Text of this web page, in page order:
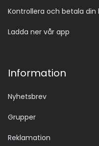
Kontrollera och betala din
Ladda ner vår app
Information
Nyhetsbrev
Grupper
Reklamation